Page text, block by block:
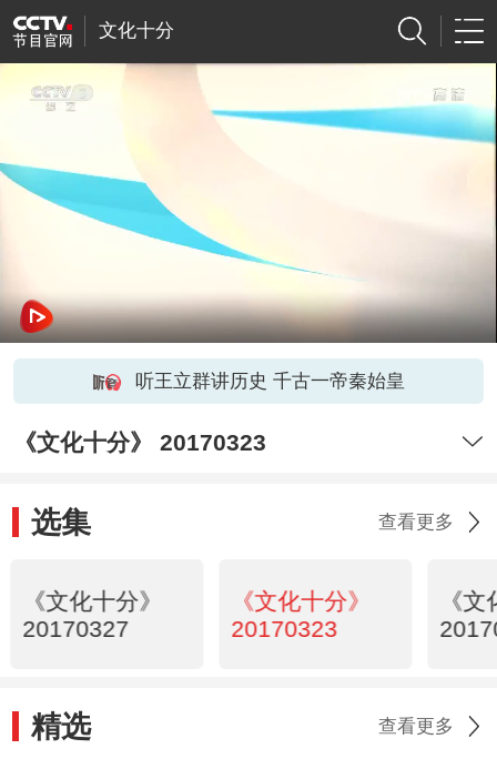
文化十分
听王立群讲历史 千古一帝秦始皇
《文化十分》 20170323
选集 查看更多
《文化十分》
20170327
《文化十分》
20170323
《
精选 查看更多